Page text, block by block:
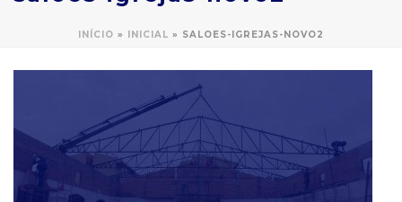
INÍCIO » INICIAL » SALOES-IGREJAS-NOVO2